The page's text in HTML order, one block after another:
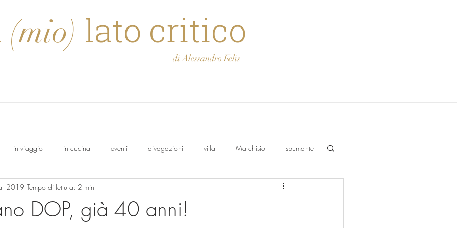
(mio) lato critico
Alessandro Felis
in viaggio in cucina eventi divagazioni villa Marchisio spumante
Osasca Francesco
DOP, già 40 anni!
2019 Tempo di lettura: 2 min